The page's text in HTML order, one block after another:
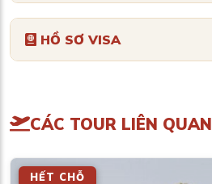
HỒ SƠ VISA
CÁC TOUR LIÊN QUAN
HẾT CHỖ